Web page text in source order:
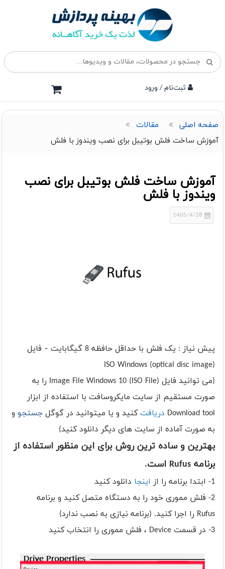
ثبت‌نام / ورود
صفحه اصلی
مقالات
آموزش ساخت فلش بوتیبل برای نصب ویندوز با فلش
آموزش ساخت فلش بوتیبل برای نصب
ویندوز با فلش
پیش نیاز : یک فلش با حداقل حافظه 8 گیگابایت – فایل
(optical disc image) ISO Windows
(می توانید فایل (ISO File) Image File Windows 10 را به
صورت مستقیم از سایت مایکروسافت با استفاده از ابزار
Download tool دریافتکنید و یا میتوانید در گوگل جستجو و
به صورت آماده از سایت های دیگر دانلود کنید)
بهترین و ساده ترین روش برای این منظور استفاده از
برنامه Rufus است.
1- ابتدا برنامه را از اینجا دانلود کنید
2- فلش مموری خود را به دستگاه متصل کنید و برنامه
Rufus را اجرا کنید. (برنامه نیازی به نصب ندارد)
3- در قسمت Device ، فلش مموری را انتخاب کنید